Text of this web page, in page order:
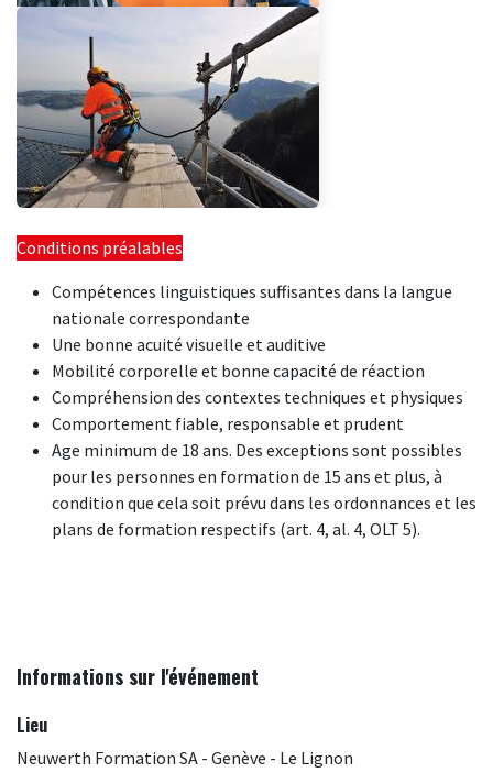
Conditions préalables
Compétences linguistiques suffisantes dans la langue
nationale correspondante
Une bonne acuité visuelle et auditive
Mobilité corporelle et bonne capacité de réaction
Compréhension des contextes techniques et physiques
Comportement fiable, responsable et prudent
Age minimum de 18 ans. Des exceptions sont possibles
pour les personnes en formation de 15 ans et plus, à
condition que cela soit prévu dans les ordonnances et les
plans de formation respectifs (art. 4, al. 4, OLT 5).
Informations sur l'événement
Lieu
Neuwerth Formation SA - Genève - Le Lignon